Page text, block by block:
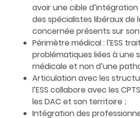
avoir une cible d’intégration
des spécialistes libéraux de
concernée présents sur
Périmètre médical : l’ESS
problématiques liées à une
médicale et non d’une
Articulation avec les
l’ESS collabore avec les
les DAC et son territoire ;
Intégration des